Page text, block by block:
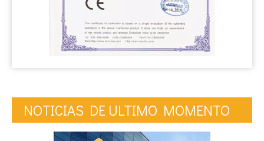
NOTICIAS DE ULTIMO MOMENTO